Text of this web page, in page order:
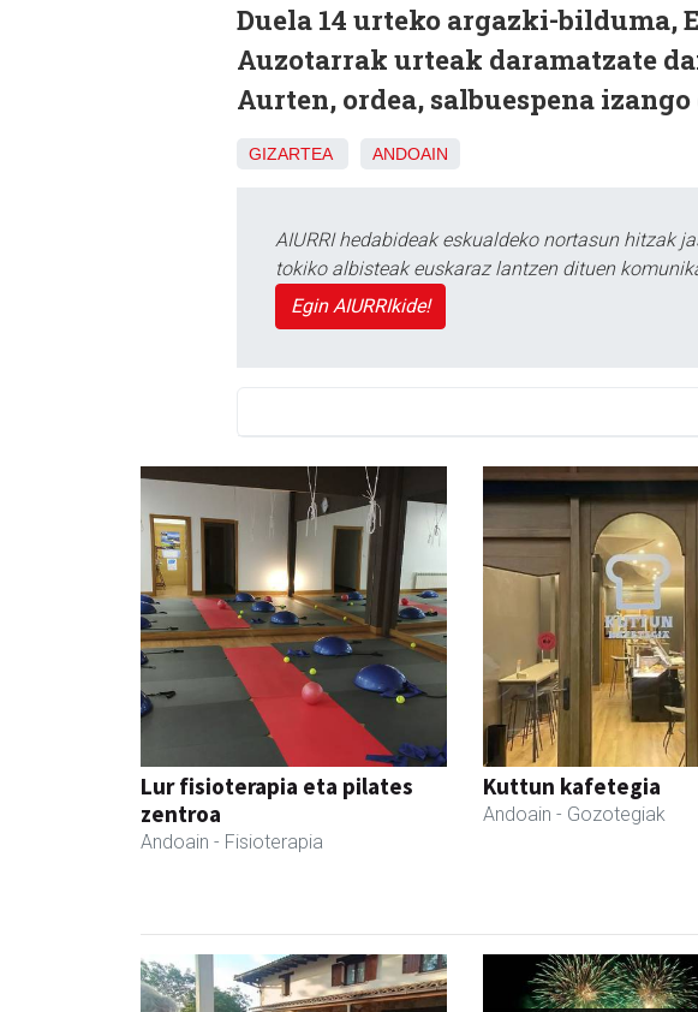
Duela 14 urteko argazki-bilduma,
Auzotarrak urteak daramatzate
Aurten, ordea, salbuespena
GIZARTEA ANDOAIN
AIURRI hedabideak eskualdeko nortasun hitzak
tokiko albisteak euskaraz lantzen dituen
Egin AIURRIkide!
Lur fisioterapia eta pilates
zentroa
Andoain - Fisioterapia
Kuttun kafetegia
Andoain - Gozotegiak